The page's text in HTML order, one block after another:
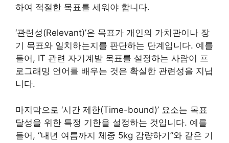
하여 적절한 목표를 세워야 합니다.
‘관련성(Relevant)’은 목표가 개인의 가치관이나 장
기 목표와 일치하는지를 판단하는 단계입니다. 예를
들어, IT 관련 자기계발 목표를 설정하는 사람이 프
로그래밍 언어를 배우는 것은 확실한 관련성을 지닙
니다.
마지막으로 ‘시간 제한(Time-bound)’ 요소는 목표
달성을 위한 특정 기한을 설정하는 것입니다. 예를
들어, “내년 여름까지 체중 5kg 감량하기”와 같은 기